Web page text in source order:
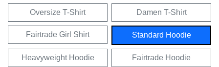
Oversize T-Shirt Damen T-Shirt
Fairtrade Girl Shirt Standard Hoodie
Heavyweight Hoodie Fairtrade Hoodie